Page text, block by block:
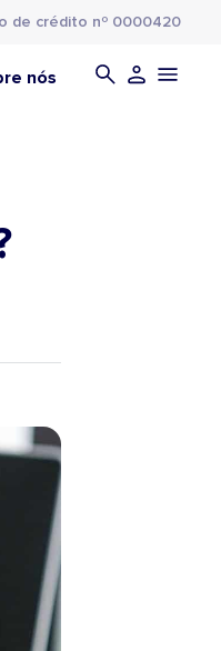
de crédito nº 0000420
nós